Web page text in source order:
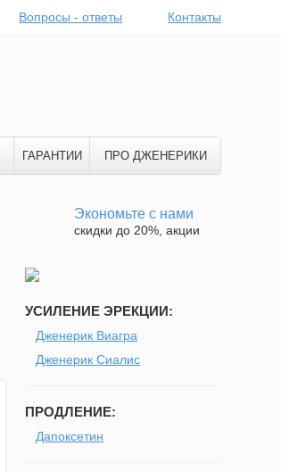
Вопросы - ответы Контакты
ГАРАНТИИ ПРО ДЖЕНЕРИКИ
Экономьте с нами
скидки до 20%, акции
УСИЛЕНИЕ ЭРЕКЦИИ:
Дженерик Виагра
Дженерик Сиалис
ПРОДЛЕНИЕ:
Дапоксетин